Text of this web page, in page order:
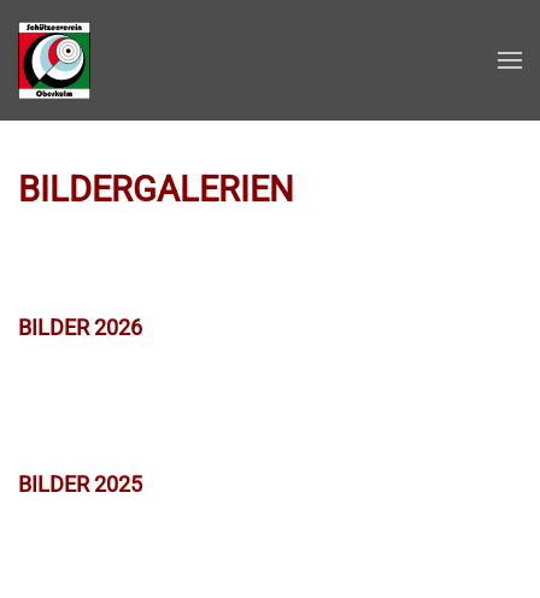
Zum Hauptinhalt springen
BILDERGALERIEN
BILDER 2026
BILDER 2025